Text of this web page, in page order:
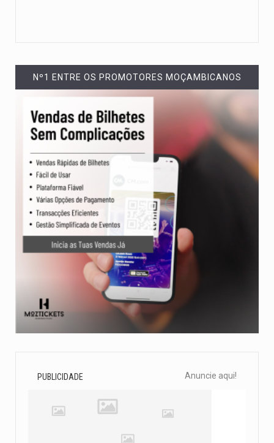
Nº1 ENTRE OS PROMOTORES MOÇAMBICANOS
PUBLICIDADE Anuncie aqui!